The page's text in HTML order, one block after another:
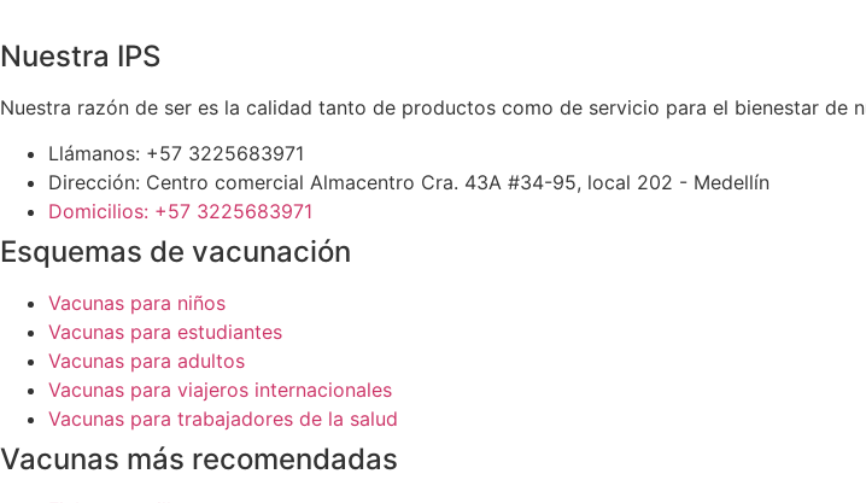
Nuestra IPS
Nuestra razón de ser es la calidad tanto de productos como de servicio para el bienestar de
Llámanos: +57 3225683971
Dirección: Centro comercial Almacentro Cra. 43A #34-95, local 202 - Medellín
Domicilios: +57 3225683971
Esquemas de vacunación
Vacunas para niños
Vacunas para estudiantes
Vacunas para adultos
Vacunas para viajeros internacionales
Vacunas para trabajadores de la salud
Vacunas más recomendadas